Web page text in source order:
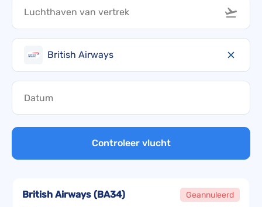
British Airways
Controleer vlucht
British Airways (BA34) Geannuleerd